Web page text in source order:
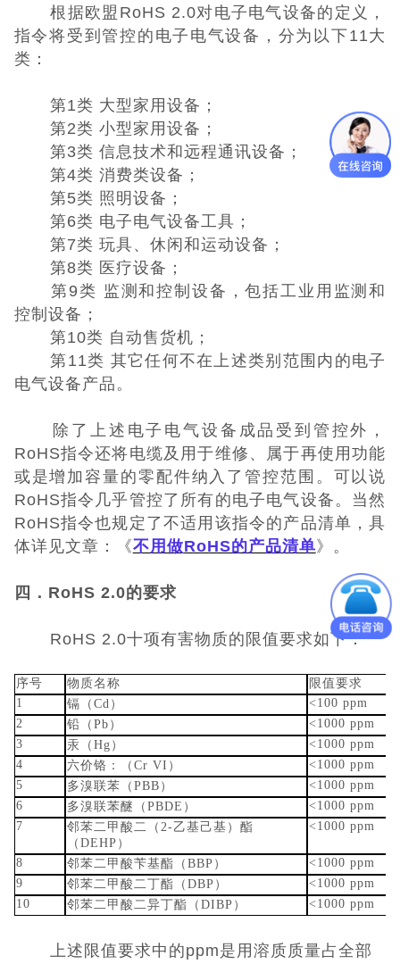
根据欧盟RoHS 2.0对电子电气设备的定义，
指令将受到管控的电子电气设备，分为以下11大
类：
第1类 大型家用设备；
第2类 小型家用设备；
第3类 信息技术和远程通讯设备；
第4类 消费类设备；
第5类 照明设备；
第6类 电子电气设备工具；
第7类 玩具、休闲和运动设备；
第8类 医疗设备；
第9类 监测和控制设备，包括工业用监测和
控制设备；
第10类 自动售货机；
第11类 其它任何不在上述类别范围内的电子
电气设备产品。
除了上述电子电气设备成品受到管控外，
RoHS指令还将电缆及用于维修、属于再使用功能
或是增加容量的零配件纳入了管控范围。可以说
RoHS指令几乎管控了所有的电子电气设备。当然
RoHS指令也规定了不适用该指令的产品清单，具
体详见文章：《不用做RoHS的产品清单》。
四．RoHS 2.0的要求
RoHS 2.0十项有害物质的限值要求如下：
序号 物质名称
限值要求
1
镉（Cd）
<100 ppm
2
铅（Pb）
<1000 ppm
3
汞（Hg）
<1000 ppm
4
六价铬：（Cr VI）
<1000 ppm
5
多溴联苯（PBB）
<1000 ppm
6
多溴联苯醚（PBDE）
<1000 ppm
7
邻苯二甲酸二（2-乙基己基）酯
（DEHP）
<1000 ppm
8 邻苯二甲酸苄基酯（BBP）
<1000 ppm
9
邻苯二甲酸二丁酯（DBP）
<1000 ppm
10
邻苯二甲酸二异丁酯（DIBP） <1000 ppm
上述限值要求中的ppm是用溶质质量占全部